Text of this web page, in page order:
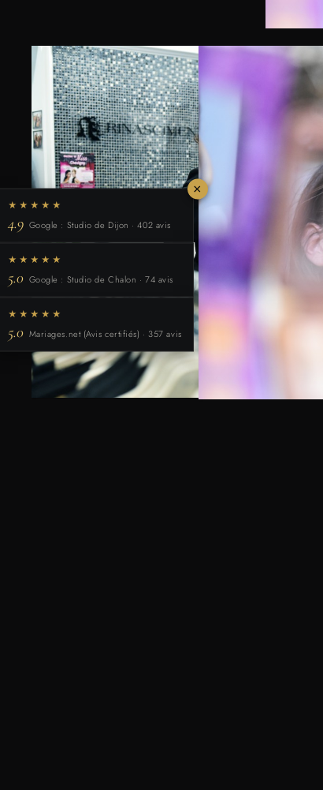
×
★★★★★
4.9 Google : Studio de Dijon · 402 avis
★★★★★
5.0 Google : Studio de Chalon · 74 avis
★★★★★
5.0 Mariages.net (Avis certifiés) · 357 avis